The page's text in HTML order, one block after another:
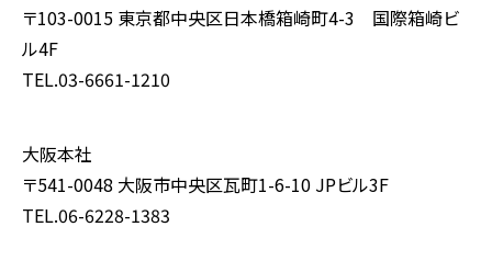
〒103-0015 東京都中央区日本橋箱崎町4-3 国際箱崎ビ
ル4F
TEL.03-6661-1210
大阪本社
〒541-0048 大阪市中央区瓦町1-6-10 JPビル3F
TEL.06-6228-1383